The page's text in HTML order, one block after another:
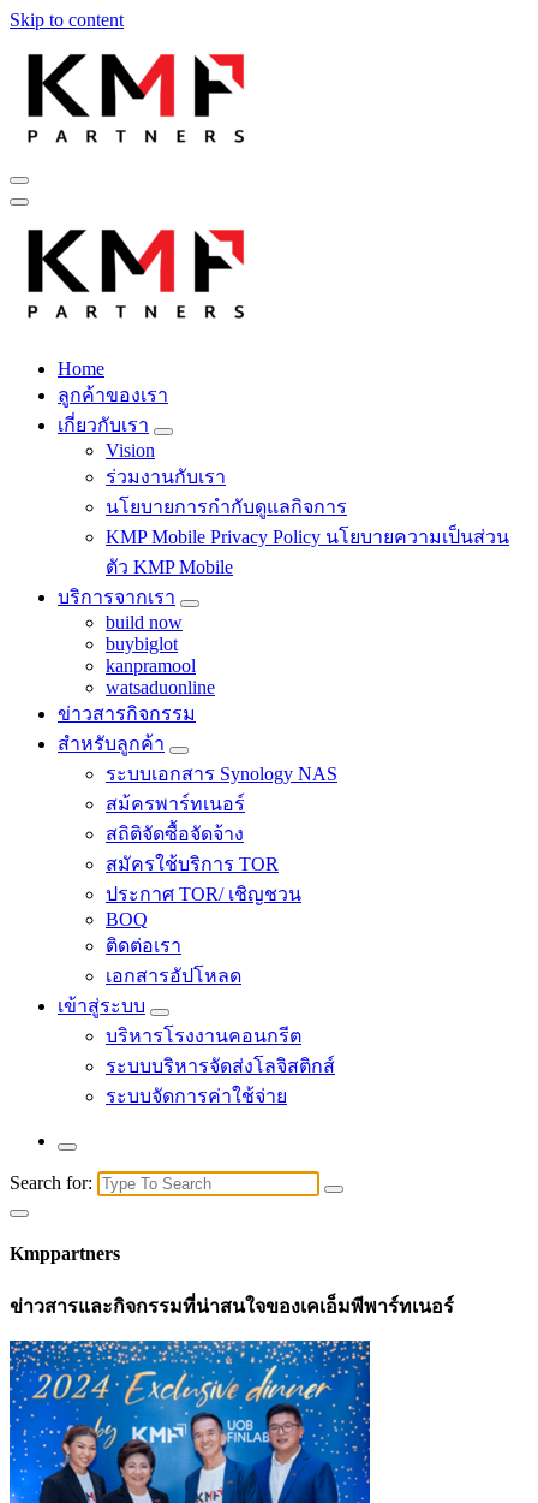
Skip to content
Fintech สำหรับวงการรับเหมาก่อสร้าง สู่อนาคตที่ดีกว่าไปพร้อม
กับเรา เพราะโอกาสรอไม่ได้
Fintech สำหรับวงการรับเหมาก่อสร้าง สู่อนาคตที่ดีกว่าไปพร้อม
กับเรา เพราะโอกาสรอไม่ได้
Home
ลูกค้าของเรา
เกี่ยวกับเรา
Vision
ร่วมงานกับเรา
นโยบายการกำกับดูแลกิจการ
KMP Mobile Privacy Policy นโยบายความเป็นส่วน
ตัว KMP Mobile
บริการจากเรา
build now
buybiglot
kanpramool
watsaduonline
ข่าวสารกิจกรรม
สำหรับลูกค้า
ระบบเอกสาร Synology NAS
สม้ครพาร์ทเนอร์
สถิติจัดซื้อจัดจ้าง
สมัครใช้บริการ TOR
ประกาศ TOR/ เชิญชวน
BOQ
ติดต่อเรา
เอกสารอัปโหลด
เข้าสู่ระบบ
บริหารโรงงานคอนกรีต
ระบบบริหารจัดส่งโลจิสติกส์
ระบบจัดการค่าใช้จ่าย
Search for:
Kmppartners
ข่าวสารและกิจกรรมที่น่าสนใจของเคเอ็มพีพาร์ทเนอร์